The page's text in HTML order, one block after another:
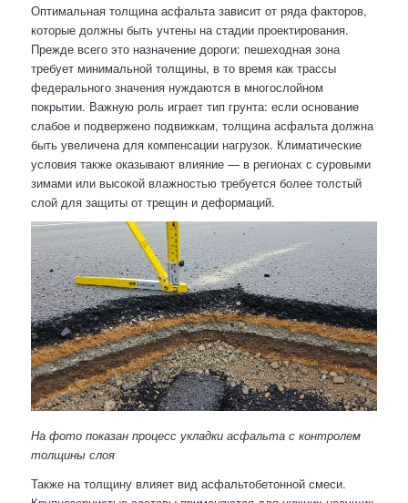
Оптимальная толщина асфальта зависит от ряда факторов,
которые должны быть учтены на стадии проектирования.
Прежде всего это назначение дороги: пешеходная зона
требует минимальной толщины, в то время как трассы
федерального значения нуждаются в многослойном
покрытии. Важную роль играет тип грунта: если основание
слабое и подвержено подвижкам, толщина асфальта должна
быть увеличена для компенсации нагрузок. Климатические
условия также оказывают влияние — в регионах с суровыми
зимами или высокой влажностью требуется более толстый
слой для защиты от трещин и деформаций.
На фото показан процесс укладки асфальта с контролем
толщины слоя
Также на толщину влияет вид асфальтобетонной смеси.